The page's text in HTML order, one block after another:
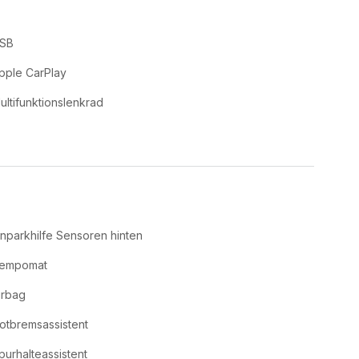
CarPlay
Sensoren hinten